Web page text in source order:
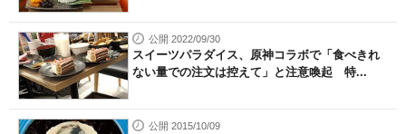
公開 2022/09/30
スイーツパラダイス、原神コラボで「食べきれ
ない量での注文は控えて」と注意喚起 特...
公開 2015/10/09